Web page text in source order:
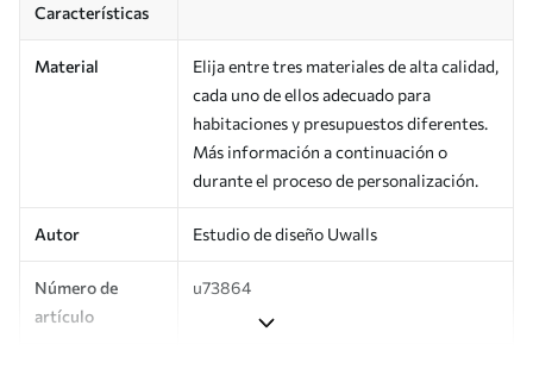
Características
Material
Elija entre tres materiales de alta calidad,
cada uno de ellos adecuado para
habitaciones y presupuestos diferentes.
Más información a continuación o
durante el proceso de personalización.
Autor Estudio de diseño Uwalls
Número de
artículo
u73864